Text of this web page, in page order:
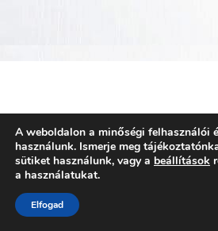
A weboldalon a minőségi felhasználói
használunk. Ismerje meg
sütiket használunk, vagy a beállítások
a használatukat.
Elfogad